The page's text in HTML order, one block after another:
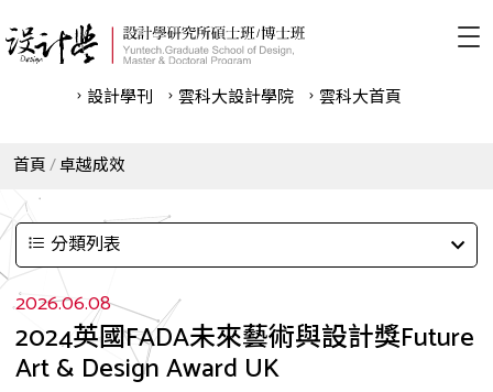
設計學刊 雲科⼤設計學院 雲科⼤首頁
首頁 卓越成效
分類列表
2026.06.08
2024英國FADA未來藝術與設計獎Future
Art & Design Award UK